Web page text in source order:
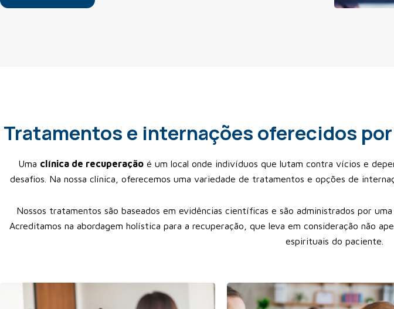
Tratamentos e internações oferecidos
Uma clínica de recuperação é um local onde indivíduos que lutam contra vícios e
desafios. Na nossa clínica, oferecemos uma variedade de tratamentos e opções de
Nossos tratamentos são baseados em evidências científicas e são administrados por
Acreditamos na abordagem holística para a recuperação, que leva em consideração não
espirituais do paciente.